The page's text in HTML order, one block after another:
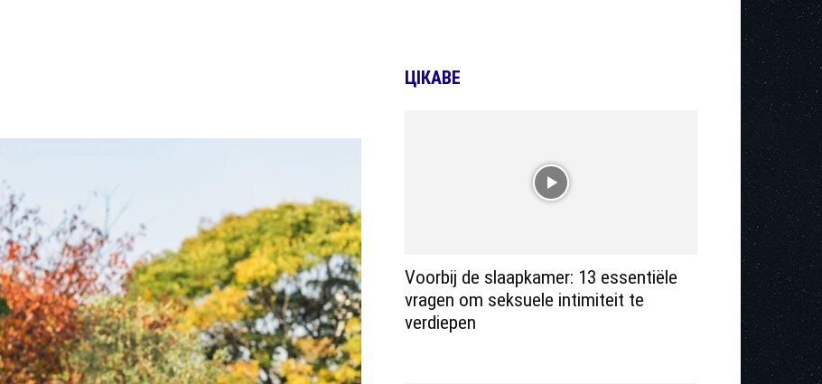
ЦІКАВЕ
Voorbij de slaapkamer: 13 essentiële
vragen om seksuele intimiteit te
verdiepen